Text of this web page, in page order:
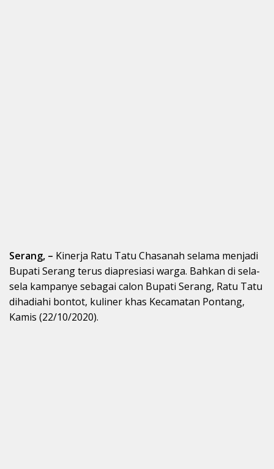
Serang, – Kinerja Ratu Tatu Chasanah selama menjadi
Bupati Serang terus diapresiasi warga. Bahkan di sela-
sela kampanye sebagai calon Bupati Serang, Ratu Tatu
dihadiahi bontot, kuliner khas Kecamatan Pontang,
Kamis (22/10/2020).